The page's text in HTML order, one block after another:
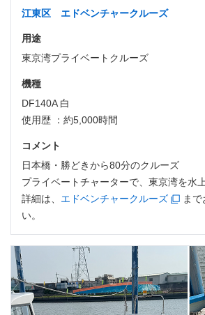
江東区 エドベンチャークルーズ
用途
東京湾プライベートクルーズ
機種
DF140A 白
使用歴 ：約5,000時間
コメント
日本橋・勝どきから80分のクルーズ
プライベートチャーターで、東京湾を水
詳細は、 エドベンチャークルーズ
ま
い。